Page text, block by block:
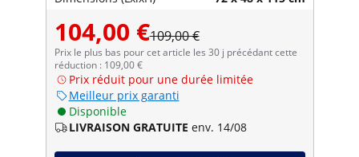
104,00 €109,00 €
Prix le plus bas pour cet article les 30 j précédant cette
réduction : 109,00 €
Prix réduit pour une durée limitée
Meilleur prix garanti
Disponible
LIVRAISON GRATUITE env. 14/08